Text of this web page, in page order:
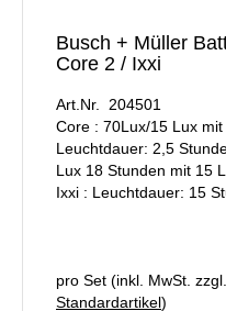
Busch + Müller
Core 2 / Ixxi
Art.Nr. 204501
Core : 70Lux/15 Lux
Leuchtdauer: 2,5
Lux 18 Stunden mit 15
Ixxi : Leuchtdauer: 15
pro Set (inkl. MwSt. zzgl.
Standardartikel)